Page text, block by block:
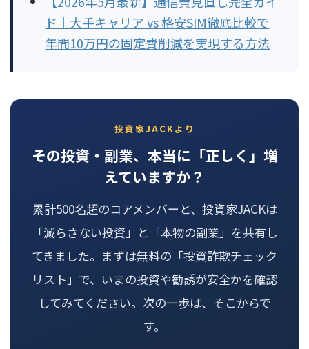
ド｜大手キャリア vs 格安SIM徹底比較で
年間10万円の固定費削減を実現する方法
投資家JACKより
その投資・副業、本当に「正しく」増
えていますか？
累計500名超のコアメンバーと、投資家JACKは
「減らさない投資」と「本物の副業」を共有し
てきました。まずは無料の「投資詐欺チェック
リスト」で、いまの投資や勧誘が安全かを確認
してみてください。次の一歩は、そこからで
す。